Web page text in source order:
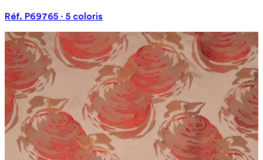
Réf. P69765 · 5 coloris